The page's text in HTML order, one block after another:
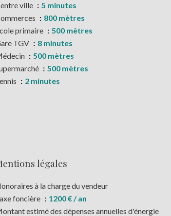
ville
5 minutes
800 mètres
primaire
500 mètres
TGV
8 minutes
500 mètres
500 mètres
2 minutes
légales
à la charge du vendeur
foncière
1200 € / an
estimé des dépenses annuelles d'énergie